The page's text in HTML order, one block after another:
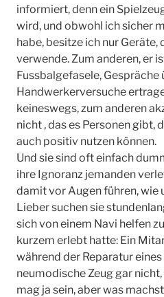
informiert, denn ein
wird, und obwohl ich sicher
habe, besitze ich nur
verwende. Zum anderen, er
Fussbalgefasele,
Handwerkerversuche
keineswegs, zum anderen
nicht , das es Personen gibt,
auch positiv nutzen können.
Und sie sind oft einfach
ihre Ignoranz jemanden
damit vor Augen führen,
Lieber suchen sie
sich von einem Navi helfen
kurzem erlebt hatte: Ein
während der Reparatur
neumodische Zeug gar
mag ja sein, aber was